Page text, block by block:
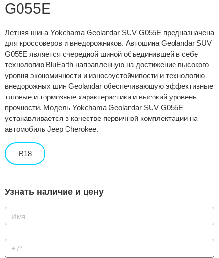
G055E
Летняя шина Yokohama Geolandar SUV G055E предназначена
для кроссоверов и внедорожников. Автошина Geolandar SUV
G055E является очередной шиной объединившей в себе
технологию BluEarth направленную на достижение высокого
уровня экономичности и износоустойчивости и технологию
внедорожных шин Geolandar обеспечивающую эффективные
тяговые и тормозные характеристики и высокий уровень
прочности. Модель Yokohama Geolandar SUV G055E
устанавливается в качестве первичной комплектации на
автомобиль Jeep Cherokee.
R18
Узнать наличие и цену